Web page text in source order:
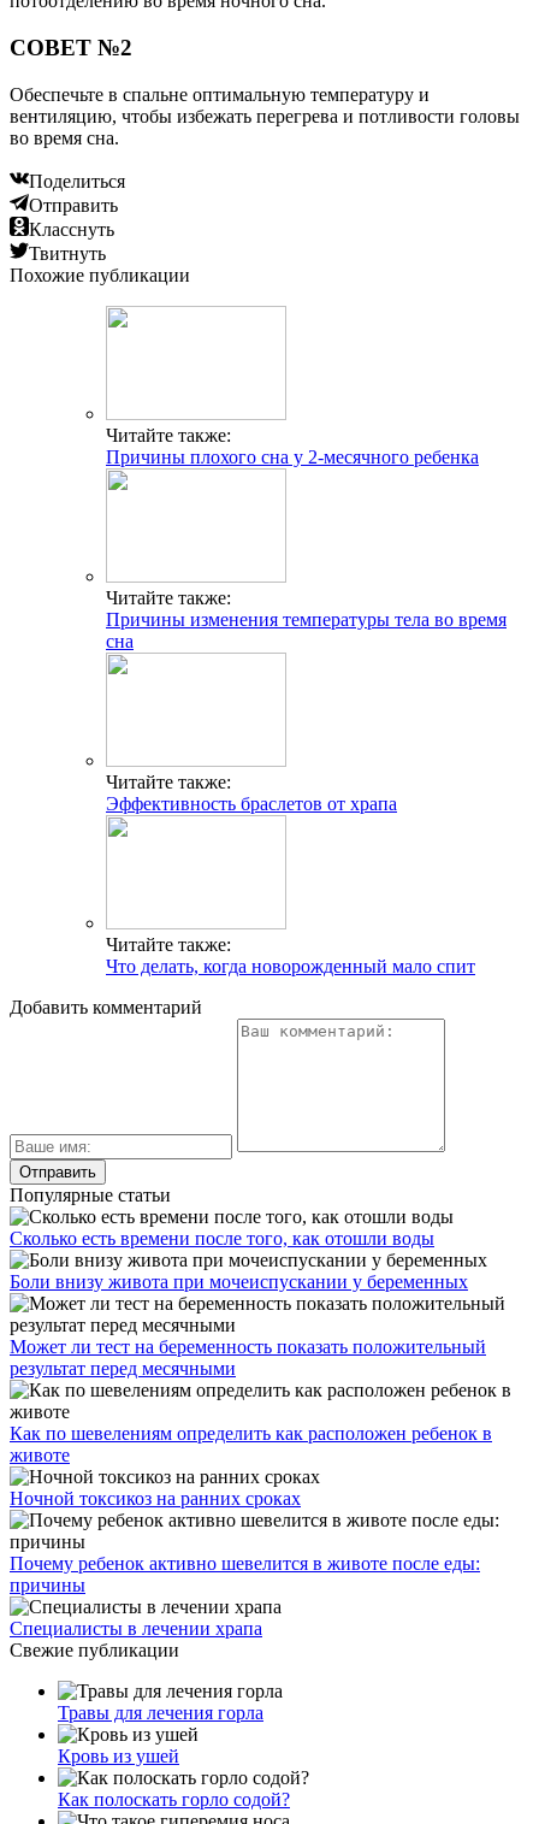
СОВЕТ №2
Обеспечьте в спальне оптимальную температуру и
вентиляцию, чтобы избежать перегрева и потливости головы
во время сна.
Поделиться
Отправить
Класснуть
Твитнуть
Похожие публикации
Читайте также:
Причины плохого сна у 2-месячного ребенка
Читайте также:
Причины изменения температуры тела во время
сна
Читайте также:
Эффективность браслетов от храпа
Читайте также:
Что делать, когда новорожденный мало спит
Добавить комментарий
Популярные статьи
Сколько есть времени после того, как отошли воды
Боли внизу живота при мочеиспускании у беременных
Может ли тест на беременность показать положительный
результат перед месячными
Как по шевелениям определить как расположен ребенок в
животе
Ночной токсикоз на ранних сроках
Почему ребенок активно шевелится в животе после еды:
причины
Специалисты в лечении храпа
Свежие публикации
Травы для лечения горла
Кровь из ушей
Как полоскать горло содой?